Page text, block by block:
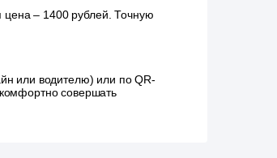
цена – 1400 рублей. Точную
или водителю) или по QR-
совершать